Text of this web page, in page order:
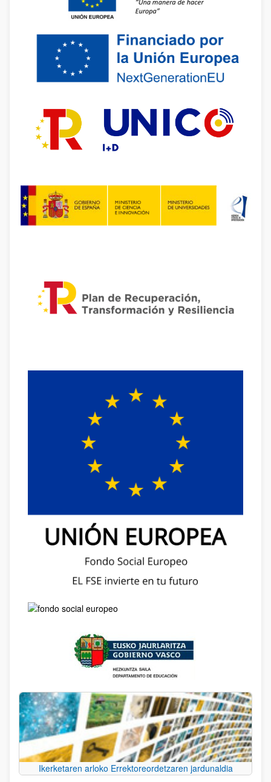
Ikerketaren arloko Errektoreordetzaren jardunaldia